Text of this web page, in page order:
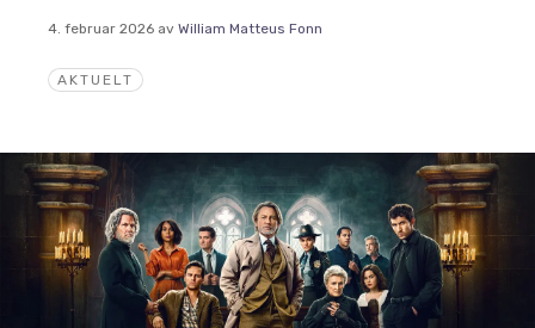
AKTUELT
4. februar 2026 av William Matteus Fonn